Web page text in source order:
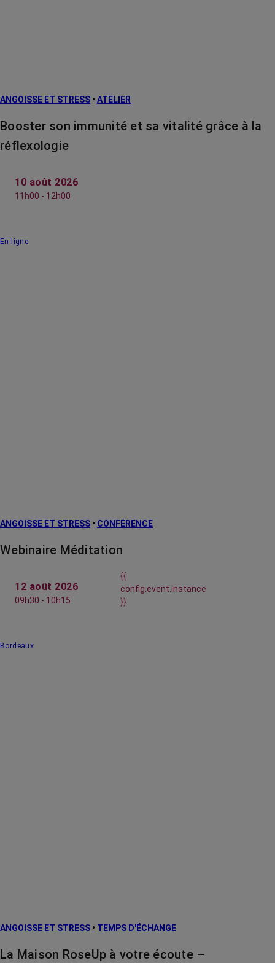
ANGOISSE ET STRESS • ATELIER
Booster son immunité et sa vitalité grâce à la
réflexologie
10 août 2026
11h00 - 12h00
En ligne
ANGOISSE ET STRESS • CONFÉRENCE
Webinaire Méditation
12 août 2026
09h30 - 10h15
{{
config.event.instance
}}
Bordeaux
ANGOISSE ET STRESS • TEMPS D'ÉCHANGE
La Maison RoseUp à votre écoute –